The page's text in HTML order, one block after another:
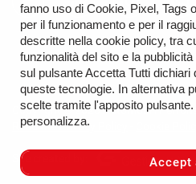
Copyright © 2026 Automobili
Read the Privacy Policy
Site created by:
fanno uso di Cookie, Pixel, Tags
per il funzionamento e per il
descritte nella cookie policy, tra
funzionalità del sito e la
sul pulsante Accetta Tutti dichiari
queste tecnologie. In alternativa
scelte tramite l'apposito
personalizza.
Accept